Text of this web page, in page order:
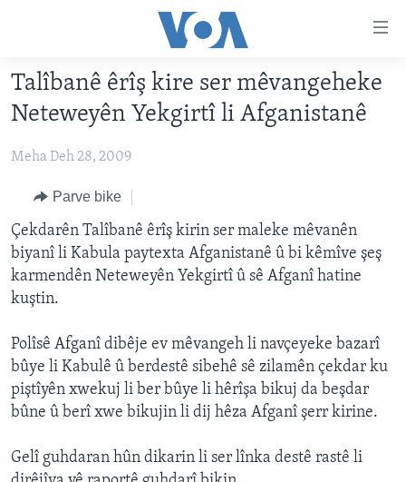
Yekser
here
naveroka
Yekser
serekî
Yekser
here
Lêgerînê
VÎDYO GALERÎ
FOTO GALERÎ
RADYO
HEVPEYVÎN
HERÊMÊN KURDAN
AMERÎKA
TIRKÎYE
SÛRÎYE
ÎRAQ
ROJHILATA NAVÎN
CÎHAN
SERNIVÎS
Talîbanê êrîş kire ser mêvangeheke
Neteweyên Yekgirtî li Afganistanê
Meha Deh 28, 2009
Parve bike
Çekdarên Talîbanê êrîş kirin ser maleke mêvanên
biyanî li Kabula paytexta Afganistanê û bi kêmîve şeş
karmendên Neteweyên Yekgirtî û sê Afganî hatine
kuştin.
Polîsê Afganî dibêje ev mêvangeh li navçeyeke bazarî
bûye li Kabulê û berdestê sibehê sê zilamên çekdar ku
piştîyên xwekuj li ber bûye li hêrîşa bikuj da beşdar
bûne û berî xwe bikujin li dij hêza Afganî şerr kirine.
Gelî guhdaran hûn dikarin li ser lînka destê rastê li